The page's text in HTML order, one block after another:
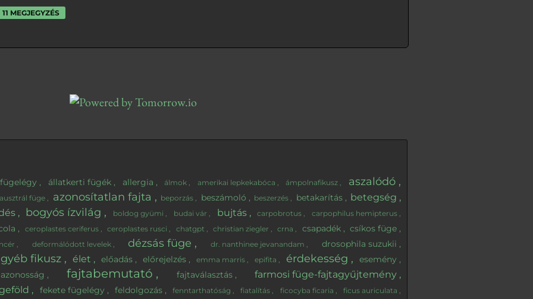
és hogy abból milyen módon tudsz teát készíteni. A fügelevél tea
nem csak cukorbetegek számára ajánlható. Ha szeretsz teázni, akkor
11 MEGJEGYZÉS
állatkerti fügék allergia álmok amerikai lepkekabóca ámpolnafikusz aszalódó
ausztrál füge azonosítatlan fajta beporzás beszámoló beszerzés betakarítás
betegség
bogyós ízvilág boldog gyümi budai vár bujtás carpobrotus carpophilus hemipterus
ceroplastes ceriferus ceroplastes rusci chatgpt christian ziegler crna csapadék csíkos füge
deformálódott levelek dézsás füge dr. nanthinee jevanandam drosophila suzukii
fikusz élet előadás előrejelzés emma marris epifita érdekesség
esemény
fajtabemutató fajtaválasztás
farmosi füge-fajtagyűjtemény
fekete fügelégy feldolgozás fenntarthatóság fiatalítás ficocyba ficaria
ficus auriculata